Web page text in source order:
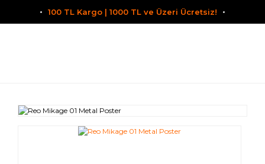
100 TL Kargo | 1000 TL ve Üzeri Ücretsiz!